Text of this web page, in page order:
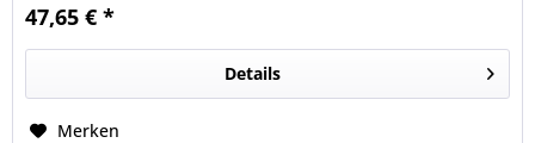
47,65 € *
Details
Merken